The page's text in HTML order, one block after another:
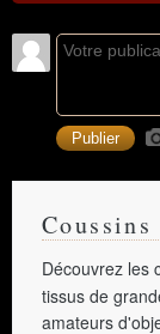
Découvrez les
tissus de
amateurs